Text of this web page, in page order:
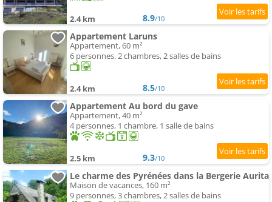
2.4 km 8.9/10
Appartement Laruns
Appartement, 60 m²
6 personnes, 2 chambres, 2 salles de bains
2.4 km 8.5/10
Appartement Au bord du gave
Appartement, 40 m²
4 personnes, 1 chambre, 1 salle de bains
2.5 km 9.3/10
Le charme des Pyrénées dans la Bergerie Aurita
Maison de vacances, 160 m²
9 personnes, 3 chambres, 2 salles de bains